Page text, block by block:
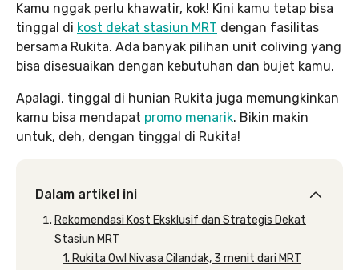
Kamu nggak perlu khawatir, kok! Kini kamu tetap bisa
tinggal di kost dekat stasiun MRT dengan fasilitas
bersama Rukita. Ada banyak pilihan unit coliving yang
bisa disesuaikan dengan kebutuhan dan bujet kamu.
Apalagi, tinggal di hunian Rukita juga memungkinkan
kamu bisa mendapat promo menarik. Bikin makin
untuk, deh, dengan tinggal di Rukita!
Dalam artikel ini
Rekomendasi Kost Eksklusif dan Strategis Dekat
Stasiun MRT
1. Rukita Owl Nivasa Cilandak, 3 menit dari MRT